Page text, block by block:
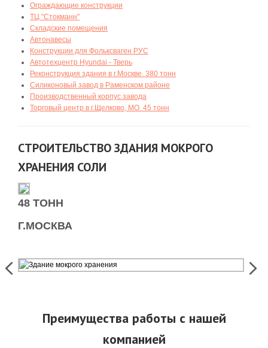
Ограждающие конструкции
ТЦ "Стокманн"
Складские помещения
Автонавесы
Конструкции для Фольксваген РУС
Автотехцентр Hyundai - Тверь
Реконструкция здания в г.Москве. 380 тонн
Силиконовый завод в Раменском районе
Производственный корпус завода
Торговый центр в г.Щелково, МО. 45 тонн
СТРОИТЕЛЬСТВО ЗДАНИЯ МОКРОГО
ХРАНЕНИЯ СОЛИ
48 ТОНН
Г.МОСКВА
Преимущества работы с нашей
компанией